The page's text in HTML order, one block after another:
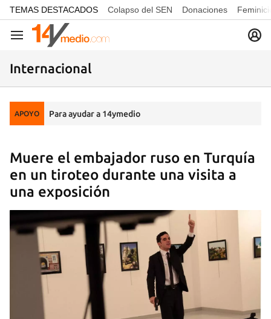
common.go-to-content
TEMAS DESTACADOS Colapso del SEN Donaciones
Navegación
Internacional
APOYO Para ayudar a 14ymedio
Muere el embajador ruso en Turquía
en un tiroteo durante una visita a
una exposición